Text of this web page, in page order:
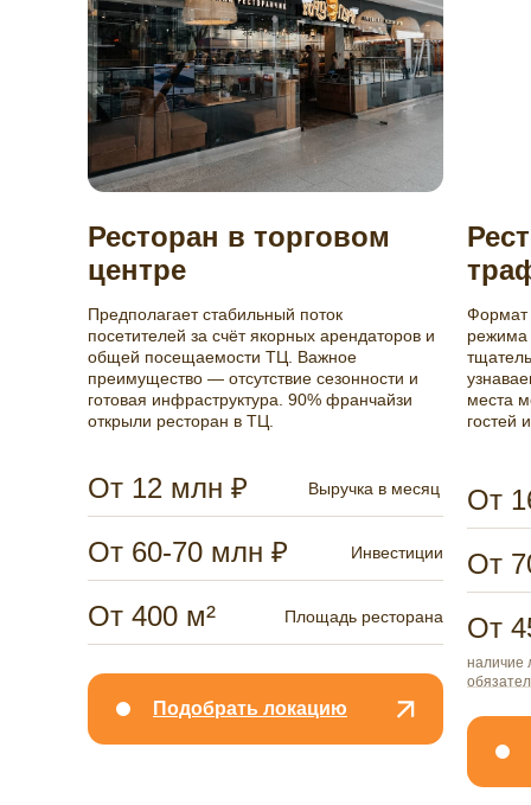
Подобрать локацию
Ресторан в торговом
центре
Предполагает стабильный поток
посетителей за счёт якорных арендаторов и
общей посещаемости ТЦ. Важное
преимущество — отсутствие сезонности и
готовая инфраструктура. 90% франчайзи
открыли ресторан в ТЦ.
От 12 млн ₽ Выручка в месяц
От 60-70 млн ₽ Инвестиции
От 400 м² Площадь ресторана
Формат
режима
места
гостей
От
От
От
наличие